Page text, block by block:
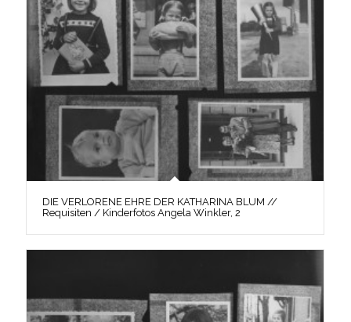
DIE VERLORENE EHRE DER KATHARINA BLUM //
Requisiten / Kinderfotos Angela Winkler, 2